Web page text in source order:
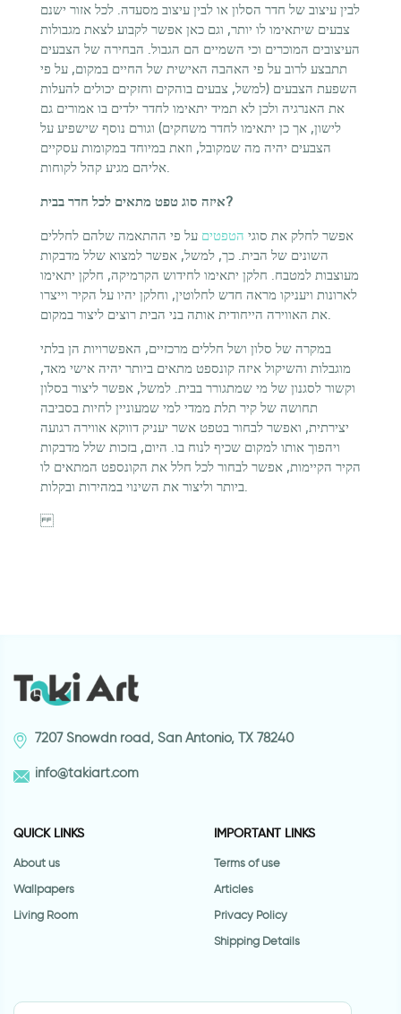
לבין עיצוב של חדר הסלון או לבין עיצוב מסעדה. לכל אזור ישנם
צבעים שיתאימו לו יותר, וגם כאן אפשר לקבוע לצאת מגבולות
העיצובים המוכרים וכי השמיים הם הגבול. הבחירה של הצבעים
תתבצע לרוב על פי האהבה האישית של החיים במקום, על פי
השפעת הצבעים (למשל, צבעים בוהקים וחזקים יכולים להעלות
את האנרגיה ולכן לא תמיד יתאימו לחדר ילדים בו אמורים גם
לישון, אך כן יתאימו לחדר משחקים) וגורם נוסף שישפיע על
הצבעים יהיה מה שמקובל, וזאת במיוחד במקומות עסקיים
אליהם מגיע קהל לקוחות.
איזה סוג טפט מתאים לכל חדר בבית?
אפשר לחלק את סוגי הטפטים על פי ההתאמה שלהם לחללים
השונים של הבית. כך, למשל, אפשר למצוא שלל מדבקות
מעוצבות למטבח. חלקן יתאימו לחידוש הקרמיקה, חלקן יתאימו
לארונות ויעניקו מראה חדש לחלוטין, וחלקן יהיו על הקיר וייצרו
את האווירה הייחודית אותה בני הבית רוצים ליצור במקום.
במקרה של סלון ושל חללים מרכזיים, האפשרויות הן בלתי
מוגבלות והשיקול איזה קונספט מתאים ביותר יהיה אישי מאד,
וקשור לסגנון של מי שמתגורר בבית. למשל, אפשר ליצור בסלון
תחושה של קיר תלת ממדי למי שמעוניין לחיות בסביבה
יצירתית, ואפשר לבחור בטפט אשר יעניק דווקא אווירה רגועה
ויהפוך אותו למקום שכיף לנוח בו. היום, בזכות שלל מדבקות
הקיר הקיימות, אפשר לבחור לכל חלל את הקונספט המתאים לו
ביותר וליצור את השינוי במהירות ובקלות.
7207 Snowdn road, San Antonio, TX 78240
info@takiart.com
QUICK LINKS
About us
Wallpapers
Living Room
IMPORTANT LINKS
Terms of use
Articles
Privacy Policy
Shipping Details